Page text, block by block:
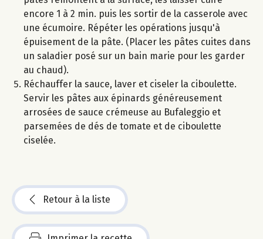
encore 1 à 2 min. puis les sortir de la casserole avec
une écumoire. Répéter les opérations jusqu'à
épuisement de la pâte. (Placer les pâtes cuites dans
un saladier posé sur un bain marie pour les garder
au chaud).
Réchauffer la sauce, laver et ciseler la ciboulette.
Servir les pâtes aux épinards généreusement
arrosées de sauce crémeuse au Bufaleggio et
parsemées de dés de tomate et de ciboulette
ciselée.
Retour à la liste